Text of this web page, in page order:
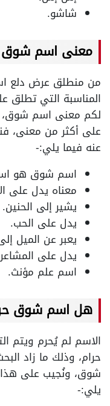
شاشو.
معنى اسم شوق
من منطلق عرض دلع
المناسبة التي تطلق
لكم معنى اسم شوق،
على أكثر من معنى،
عنه فيما يلي:-
اسم شوق هو
معناه يدل على
يشير إلى الحنين.
يدل على الحب.
يعبر عن الميل
يدل على
اسم علم مؤنث.
هل اسم شوق
الاسم لم يُحرم ويتم
حرام، وذلك ما زاد
شوق، ونُجيب على هذا
يلي:-